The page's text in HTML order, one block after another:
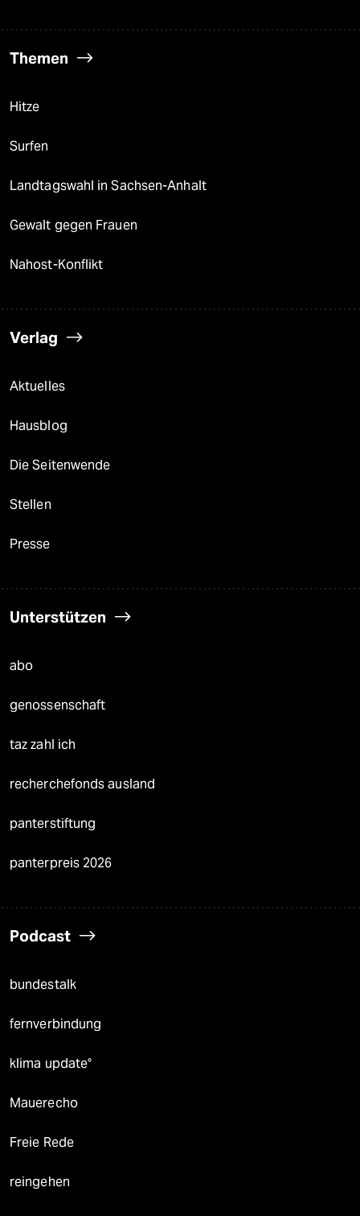
Themen
Hitze
Surfen
Landtagswahl in Sachsen-Anhalt
Gewalt gegen Frauen
Nahost-Konflikt
Verlag
Aktuelles
Hausblog
Die Seitenwende
Stellen
Presse
Unterstützen
abo
genossenschaft
taz zahl ich
recherchefonds ausland
panterstiftung
panterpreis 2026
Podcast
bundestalk
fernverbindung
klima update°
Mauerecho
Freie Rede
reingehen